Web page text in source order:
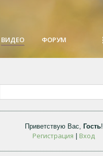
ВИДЕО ФОРУМ
Приветствую Вас, Гость!
Регистрация Вход